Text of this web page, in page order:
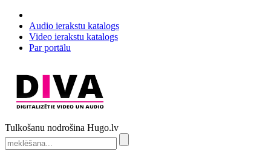
Audio ierakstu katalogs
Video ierakstu katalogs
Par portālu
Tulkošanu nodrošina Hugo.lv